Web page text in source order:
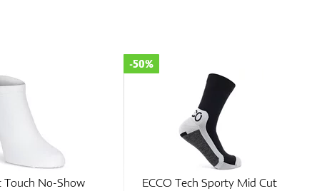
Sporty Mid Cut
ECCO Tech Sporty Ankle
-50%